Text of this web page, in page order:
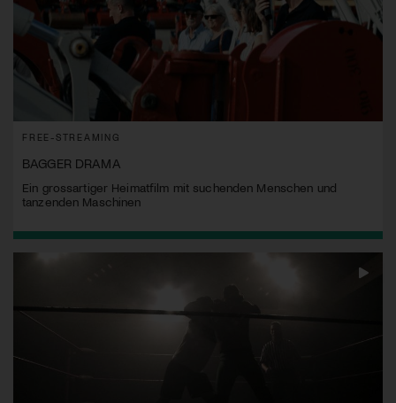
FREE-STREAMING
BAGGER DRAMA
Ein grossartiger Heimatfilm mit suchenden Menschen und
tanzenden Maschinen